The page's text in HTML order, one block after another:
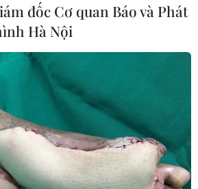
đốc Cơ quan Báo và Phát
Hà Nội